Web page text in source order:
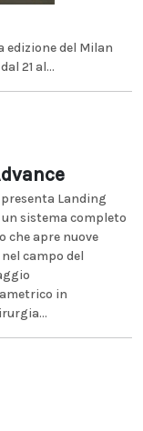
edizione del Milan
21 al...
Landing
un sistema completo
che apre nuove
campo del
in